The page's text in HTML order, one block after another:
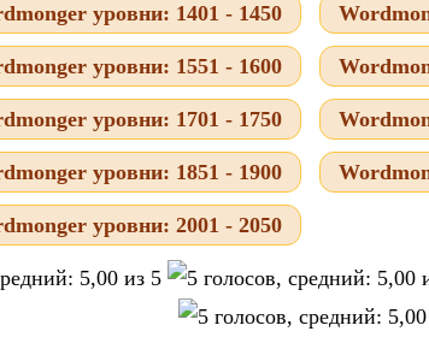
уровни: 1401 - 1450
уровни: 1551 - 1600
уровни: 1701 - 1750
уровни: 1851 - 1900
уровни: 2001 - 2050